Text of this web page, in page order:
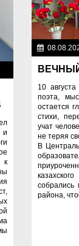
и
к
10
поэта,
остается
стихи,
учат
не теряя
В
собрались
района,